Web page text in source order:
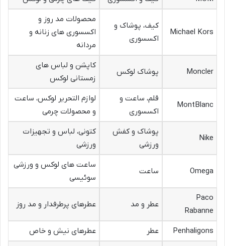
Michael Kors
کیف، پوشاک و
اکسسوری
محصولات مد روز و
اکسسوری های زنانه و
مردانه
Moncler پوشاک لوکس
کاپشن و لباس های
زمستانی لوکس
MontBlanc
قلم، ساعت و
اکسسوری
لوازم التحریر لوکس، ساعت
و محصولات چرمی
Nike
پوشاک و کفش
ورزشی
کتونی، لباس و تجهیزات
ورزشی
Omega ساعت
ساعت های لوکس و ورزشی
سوئیسی
Paco
Rabanne
عطر و مد عطرهای پرطرفدار و مد روز
Penhaligons عطر عطرهای نیش و خاص